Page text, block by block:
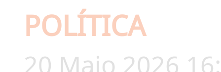
POLÍTICA